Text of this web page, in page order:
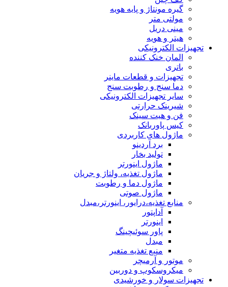
گیره مونتاژ و پایه هویه
مولتی متر
مینی دریل
هیتر و هویه
تجهیزات الکترونیکی
المان خنک کننده
باتری
تجهیزات و قطعات ماینر
دما سنج و رطوبت سنج
سایر تجهیزات الکترونیکی
شیرینک حرارتی
فن و هیت سینک
کیس پاوربانک
ماژول های کاربردی
برد آردینو
تولید بخار
ماژول اینورتر
ماژول تغذیه، ولتاژ و جریان
ماژول دما و رطوبت
ماژول صوتی
منابع تغذیه،درایور، اینورتر،مبدل
آداپتور
اینورتر
پاور سوئیچینگ
مبدل
منبع تغذیه متغیر
موتور و آرمیچر
میکروسکوپ و دوربین
تجهیزات سولار و خورشیدی